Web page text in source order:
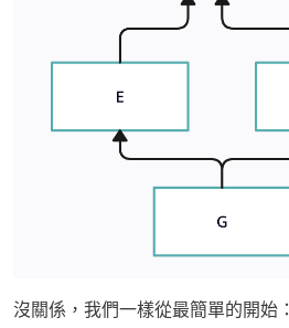
沒關係，我們一樣從最簡單的開始：